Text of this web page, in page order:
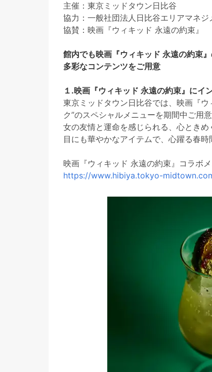
主催：東京ミッドタウン日比谷
協力：一般社団法人日比谷エリアマネジ
協賛：映画『ウィキッド 永遠の約束』
館内でも映画『ウィキッド 永遠の約束
多彩なコンテンツをご用意
１.映画『ウィキッド 永遠の約束』にイ
東京ミッドタウン日比谷では、映画『
ク”のスペシャルメニューを期間中ご用
女の友情と運命を感じられる、心とき
目にも華やかなアイテムで、心躍る春時
映画『ウィキッド 永遠の約束』コラボ
https://www.hibiya.tokyo-